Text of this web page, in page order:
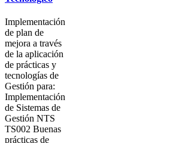
Implementación
de plan de
mejora a través
de la aplicación
de prácticas y
tecnologías de
Gestión para:
Implementación
de Sistemas de
Gestión NTS
TS002 Buenas
prácticas de